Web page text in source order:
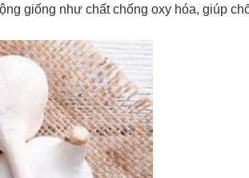
giống như chất chống oxy hóa, giúp